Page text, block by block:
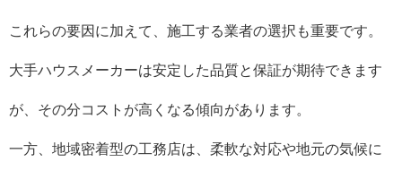
これらの要因に加えて、施工する業者の選択も重要です。
大手ハウスメーカーは安定した品質と保証が期待できます
が、その分コストが高くなる傾向があります。
一方、地域密着型の工務店は、柔軟な対応や地元の気候に